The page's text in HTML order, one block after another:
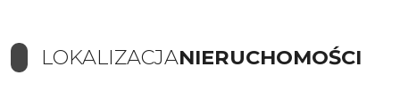
LOKALIZACJANIERUCHOMOŚCI